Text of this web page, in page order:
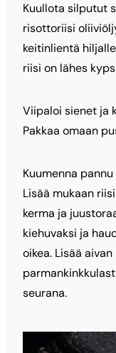
Kuullota silputut
risottoriisi
keitinlientä
riisi on lähes
Viipaloi sienet ja
Pakkaa omaan
Kuumenna
Lisää mukaan
kerma ja
kiehuvaksi ja
oikea. Lisää
seurana.